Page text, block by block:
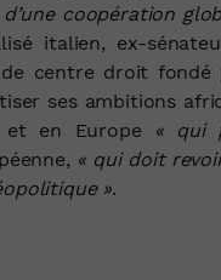
coopération
italien,
centre droit fondé
ses ambitions
et en Europe
« qui
« qui doit
».